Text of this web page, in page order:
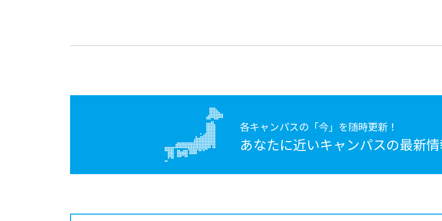
各キャンパスの「今」を随時更新！
あなたに近いキャンパスの最新